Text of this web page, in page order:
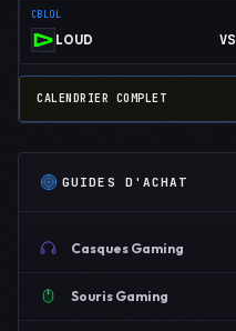
CBLOL
LOUD VS
CALENDRIER COMPLET
GUIDES D'ACHAT
Casques Gaming
Souris Gaming